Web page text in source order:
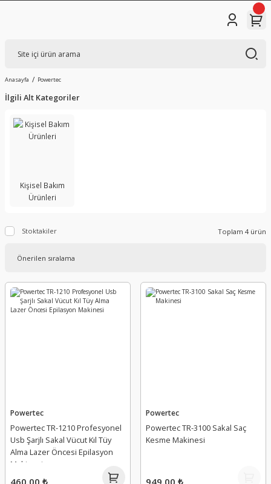
Anasayfa Powertec
İlgili Alt Kategoriler
Kişisel Bakım
Ürünleri
Stoktakiler Toplam 4 ürün
Powertec
Powertec TR-1210 Profesyonel
Usb Şarjlı Sakal Vücut Kıl Tüy
Alma Lazer Öncesi Epilasyon
Makinesi
Powertec
Powertec TR-3100 Sakal Saç
Kesme Makinesi